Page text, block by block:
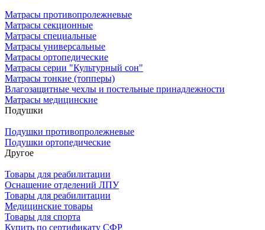
Матрасы противопролежневые
Матрасы секционные
Матрасы специальные
Матрасы универсальные
Матрасы ортопедические
Матрасы серии "Культурный сон"
Матрасы тонкие (топперы)
Влагозащитные чехлы и постельные принадлежности
Матрасы медицинские
Подушки
Подушки противопролежневые
Подушки ортопедические
Другое
Товары для реабилитации
Оснащение отделений ЛПУ
Товары для реабилитации
Медицинские товары
Товары для спорта
Купить по сертификату СФР